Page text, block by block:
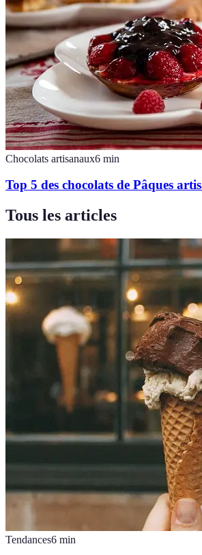
Chocolats artisanaux6 min
Top 5 des chocolats de Pâques
Tous les articles
Tendances6 min